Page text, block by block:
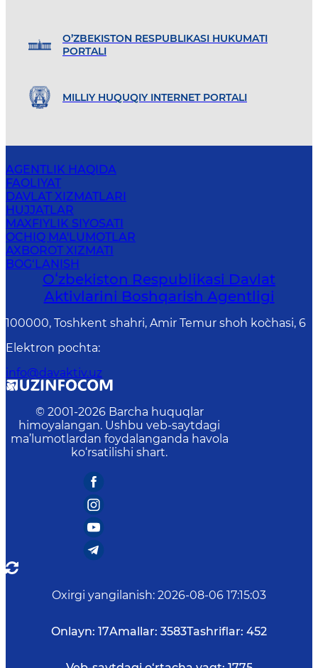
O’ZBEKISTON RESPUBLIKASI HUKUMATI
PORTALI
MILLIY HUQUQIY INTERNET PORTALI
AGENTLIK HAQIDA
FAOLIYAT
DAVLAT XIZMATLARI
HUJJATLAR
MAXFIYLIK SIYOSATI
OCHIQ MA'LUMOTLAR
AXBOROT XIZMATI
BOG‘LANISH
Oʻzbekiston Respublikasi Davlat
Aktivlarini Boshqarish Agentligi
100000, Toshkent shahri, Amir Temur shoh ko`chasi, 6
Elektron pochta:
info@davaktiv.uz
© 2001-2026 Barcha huquqlar
himoyalangan. Ushbu veb-saytdagi
ma’lumotlardan foydalanganda havola
ko‘rsatilishi shart.
Oxirgi yangilanish: 2026-08-06 17:15:03
Onlayn: 17Amallar: 3583Tashriflar: 452